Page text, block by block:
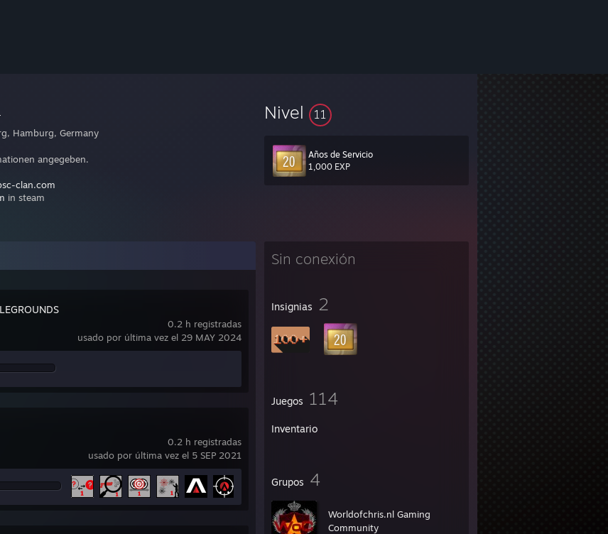
Hamburg, Germany
angegeben.
clan.com
in steam
Nivel 11
Años de Servicio
1,000 EXP
Sin conexión
Insignias 2
Juegos 114
Inventario
Grupos 4
Worldofchris.nl Gaming
Community
0.2 h registradas
usado por última vez el 29 MAY 2024
0.2 h registradas
usado por última vez el 5 SEP 2021